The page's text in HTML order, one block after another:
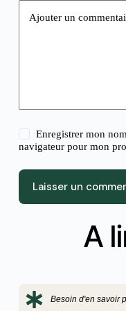
Ajouter un
Enregistrer mon
navigateur pour mon
Laisser un
A
Besoin d'en savoir